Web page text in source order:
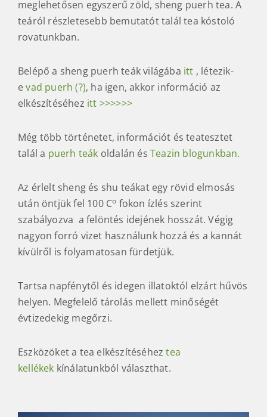
meglehetősen egyszerű zöld, sheng puerh tea. A
teáról részletesebb bemutatót talál tea kóstoló
rovatunkban.
Belépő a sheng puerh teák világába itt , létezik-
evad puerh (?), ha igen, akkor információ az
elkészítéséhez itt >>>>>>
Még több történetet, információt és teatesztet
talál a puerh teák oldalán és Teazin blogunkban.
Az érlelt sheng és shu teákat egy rövid elmosás
után öntjük fel 100 Co fokon ízlés szerint
szabályozva a felöntés idejének hosszát. Végig
nagyon forró vizet használunk hozzá és a kannát
kívülről is folyamatosan fürdetjük.
Tartsa napfénytől és idegen illatoktól elzárt hűvös
helyen. Megfelelő tárolás mellett minőségét
évtizedekig megőrzi.
Eszközöket a tea elkészítéséhez tea
kellékek kínálatunkból választhat.